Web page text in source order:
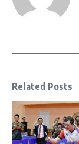
Related Posts